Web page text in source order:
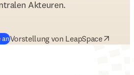
Akteuren.
an(Wird in neuem Tab/Fenster geöffnet
Vorstellung von LeapSpace